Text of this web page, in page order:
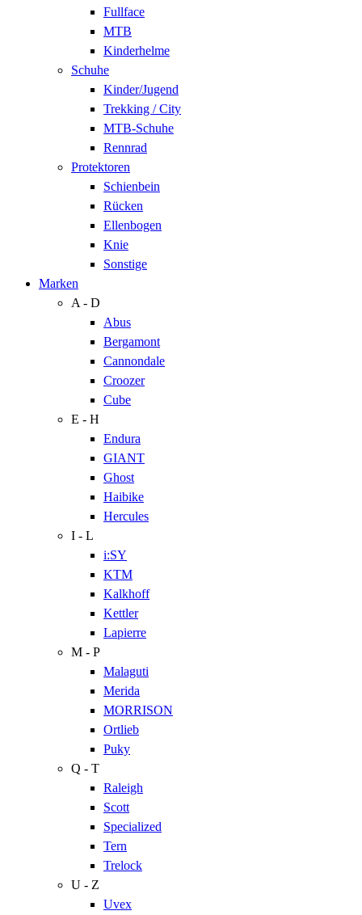
Fullface
MTB
Kinderhelme
Schuhe
Kinder/Jugend
Trekking / City
MTB-Schuhe
Rennrad
Protektoren
Schienbein
Rücken
Ellenbogen
Knie
Sonstige
Marken
A - D
Abus
Bergamont
Cannondale
Croozer
Cube
E - H
Endura
GIANT
Ghost
Haibike
Hercules
I - L
i:SY
KTM
Kalkhoff
Kettler
Lapierre
M - P
Malaguti
Merida
MORRISON
Ortlieb
Puky
Q - T
Raleigh
Scott
Specialized
Tern
Trelock
U - Z
Uvex